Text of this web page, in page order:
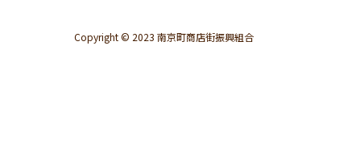
Copyright © 2023 南京町商店街振興組合